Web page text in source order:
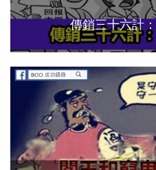
傳銷三十六計